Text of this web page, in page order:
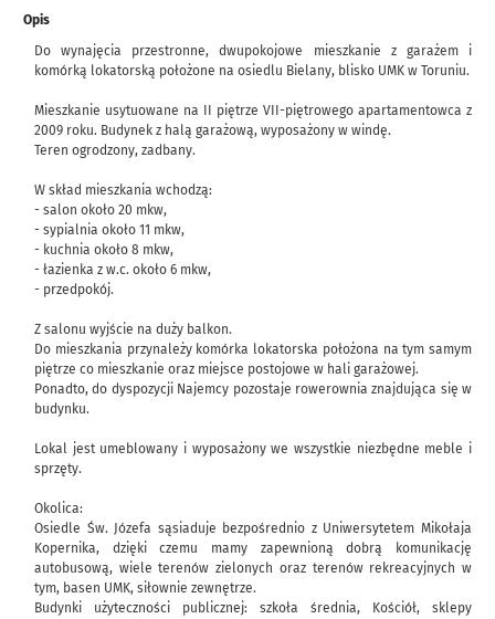
Opis
Do wynajęcia przestronne, dwupokojowe mieszkanie z garażem i
komórką lokatorską położone na osiedlu Bielany, blisko UMK w Toruniu.
Mieszkanie usytuowane na II piętrze VII-piętrowego apartamentowca z
2009 roku. Budynek z halą garażową, wyposażony w windę.
Teren ogrodzony, zadbany.
W skład mieszkania wchodzą:
- salon około 20 mkw,
- sypialnia około 11 mkw,
- kuchnia około 8 mkw,
- łazienka z w.c. około 6 mkw,
- przedpokój.
Z salonu wyjście na duży balkon.
Do mieszkania przynależy komórka lokatorska położona na tym samym
piętrze co mieszkanie oraz miejsce postojowe w hali garażowej.
Ponadto, do dyspozycji Najemcy pozostaje rowerownia znajdująca się w
budynku.
Lokal jest umeblowany i wyposażony we wszystkie niezbędne meble i
sprzęty.
Okolica:
Osiedle Św. Józefa sąsiaduje bezpośrednio z Uniwersytetem Mikołaja
Kopernika, dzięki czemu mamy zapewnioną dobrą komunikację
autobusową, wiele terenów zielonych oraz terenów rekreacyjnych w
tym, basen UMK, siłownie zewnętrze.
Budynki użyteczności publicznej: szkoła średnia, Kościół, sklepy